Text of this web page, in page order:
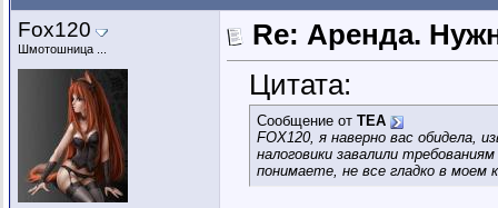
Fox120
Шмотошница ...
Re: Аренда.
Цитата:
Сообщение от ТЕА
FOX120, я наверно вас обидела,
налоговики завалили
понимаете, не все гладко в моем